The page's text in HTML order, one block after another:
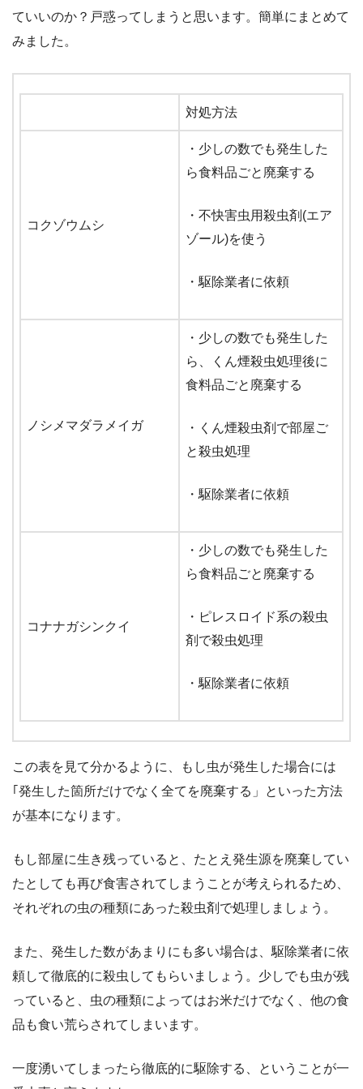
ていいのか？戸惑ってしまうと思います。簡単にまとめて
みました。
対処方法
コクゾウムシ
・少しの数でも発生した
ら食料品ごと廃棄する
・不快害虫用殺虫剤(エア
ゾール)を使う
・駆除業者に依頼
ノシメマダラメイガ
・少しの数でも発生した
ら、くん煙殺虫処理後に
食料品ごと廃棄する
・くん煙殺虫剤で部屋ご
と殺虫処理
・駆除業者に依頼
コナナガシンクイ
・少しの数でも発生した
ら食料品ごと廃棄する
・ピレスロイド系の殺虫
剤で殺虫処理
・駆除業者に依頼
この表を見て分かるように、もし虫が発生した場合には
｢発生した箇所だけでなく全てを廃棄する」といった方法
が基本になります。
もし部屋に生き残っていると、たとえ発生源を廃棄してい
たとしても再び食害されてしまうことが考えられるため、
それぞれの虫の種類にあった殺虫剤で処理しましょう。
また、発生した数があまりにも多い場合は、駆除業者に依
頼して徹底的に殺虫してもらいましょう。少しでも虫が残
っていると、虫の種類によってはお米だけでなく、他の食
品も食い荒らされてしまいます。
一度湧いてしまったら徹底的に駆除する、ということが一